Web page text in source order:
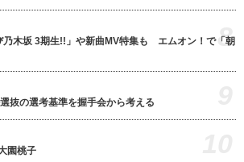
乃木坂 3期生!!」や新曲MV特集も エムオン！で「朝
8
抜の選考基準を握手会から考える
園桃子